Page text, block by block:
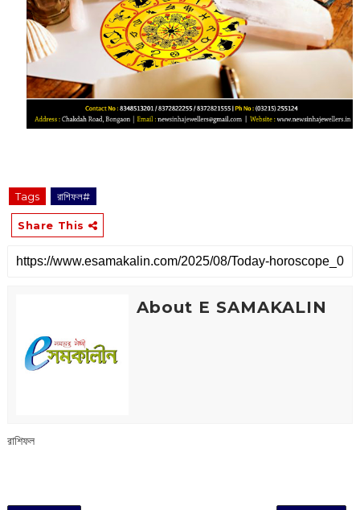
Tags রাশিফল#
Share This
About E SAMAKALIN
রাশিফল